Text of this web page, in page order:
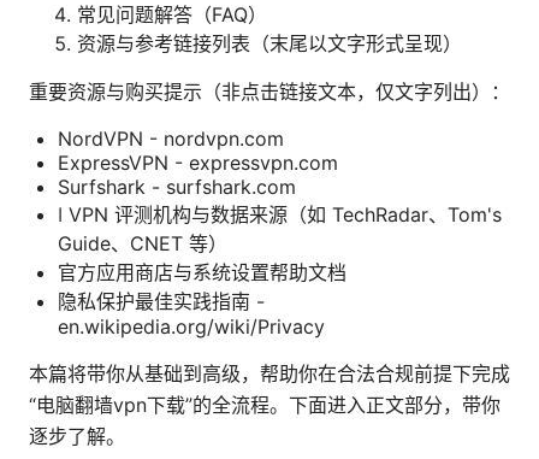
常见问题解答（FAQ）
资源与参考链接列表（末尾以文字形式呈现）
重要资源与购买提示（非点击链接文本，仅文字列出）：
NordVPN - nordvpn.com
ExpressVPN - expressvpn.com
Surfshark - surfshark.com
ǀ VPN 评测机构与数据来源（如 TechRadar、Tom's
Guide、CNET 等）
官方应用商店与系统设置帮助文档
隐私保护最佳实践指南 -
en.wikipedia.org/wiki/Privacy
本篇将带你从基础到高级，帮助你在合法合规前提下完成
“电脑翻墙vpn下载”的全流程。下面进入正文部分，带你
逐步了解。